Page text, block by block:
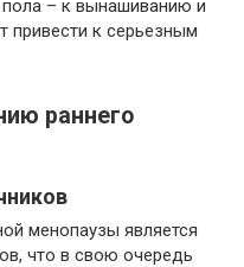
пола – к вынашиванию и
к серьезным
раннего
менопаузы является
что в свою очередь